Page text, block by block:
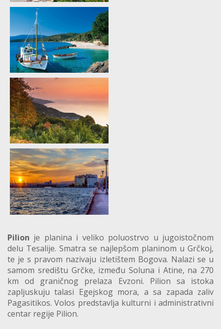
Pilion je planina i veliko poluostrvo u jugoistočnom
delu Tesalije. Smatra se najlepšom planinom u Grčkoj,
te je s pravom nazivaju izletištem Bogova. Nalazi se u
samom središtu Grčke, između Soluna i Atine, na 270
km od graničnog prelaza Evzoni. Pilion sa istoka
zapljuskuju talasi Egejskog mora, a sa zapada zaliv
Pagasitikos. Volos predstavlja kulturni i administrativni
centar regije Pilion.